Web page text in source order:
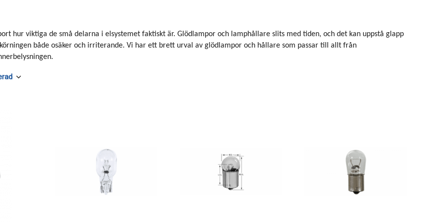
hur viktiga de små delarna i elsystemet faktiskt är. Glödlampor och lamphållare slits med tiden, och det kan uppstå glapp
både osäker och irriterande. Vi har ett brett urval av glödlampor och hållare som passar till allt från